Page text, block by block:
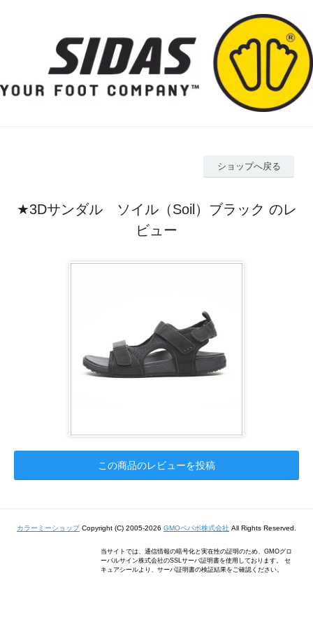
ショップへ戻る
★3Dサンダル ソイル（Soil）ブラック のレ
ビュー
この商品のレビューを投稿
カラーミーショップCopyright (C) 2005-2026 GMOペパボ株式会社 All Rights Reserved.
当サイトでは、通信情報の暗号化と実在性の証明のため、GMOグロ
ーバルサイン株式会社のSSLサーバ証明書を使用しております。 セ
キュアシールより、サーバ証明書の検証結果をご確認ください。